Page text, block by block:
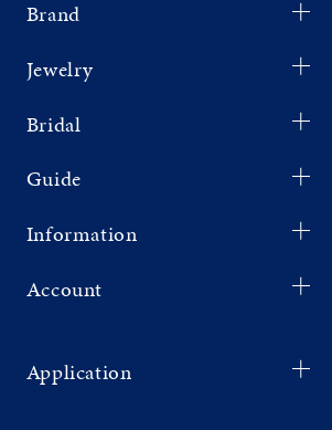
Brand
Jewelry
Bridal
Guide
Information
Account
Application